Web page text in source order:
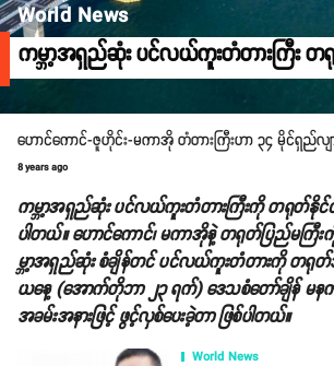
World News
ကမ္ဘာ့အရှည်ဆုံး ပင်လယ်ကူးတံတားကြီး
ဟောင်ကောင်-ဇူဟိုင်း-မကာအို တံတားကြီးဟာ ၃၄ မိုင်ရှည်လျ
8 years ago
ကမ္ဘာ့အရှည်ဆုံး ပင်လယ်ကူးတံတားကြီးကို တရုတ်နိုင်
ပါတယ်။ ဟောင်ကောင်၊ မကာအိုနဲ့ တရုတ်ပြည်မက
မ္ဘာ့အရှည်ဆုံး စံချိန်တင် ပင်လယ်ကူးတံတားကို တရုတ်
ယနေ့ (အောက်တိုဘာ ၂၃ ရက်) ဒေသစံတော်ချိန် မနက်
အခမ်းအနားဖြင့် ဖွင့်လှစ်ပေးခဲ့တာ ဖြစ်ပါတယ်။
World News